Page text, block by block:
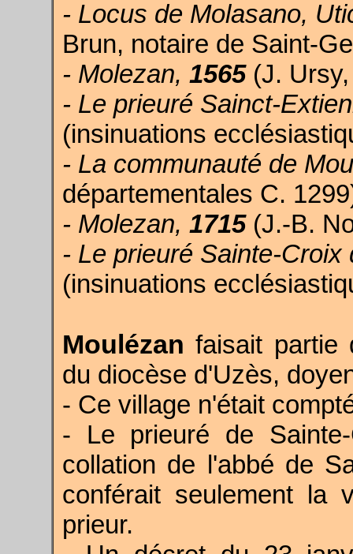
- Locus de Molasano,
Brun, notaire de Saint-
- Molezan, 1565(J. Ursy,
- Le prieuré Sainct-
(insinuations
- La communauté de
départementales C.
- Molezan, 1715(J.-B.
- Le prieuré Sainte-
(insinuations
Moulézan faisait partie
du diocèse d'Uzès,
- Ce village n'était
- Le prieuré de
collation de l'abbé de
conférait seulement la
prieur.